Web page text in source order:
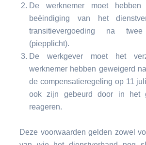
De werknemer moet hebben
beëindiging van het
transitievergoeding na
(piepplicht).
De werkgever moet het
werknemer hebben geweigerd
de compensatieregeling op 11
ook zijn gebeurd door in het
reageren.
Deze voorwaarden gelden zowel